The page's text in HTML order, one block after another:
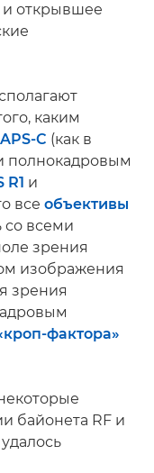
и открывшее
каким
APS-C (как в
полнокадровым
R1 и
все объективы
со всеми
зрения
изображения
зрения
фактора»
байонета RF и